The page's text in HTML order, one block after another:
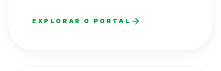
EXPLORAR O PORTAL